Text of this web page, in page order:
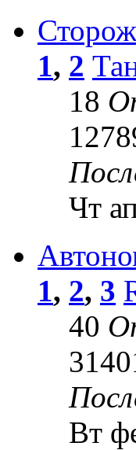
1, 2
18
Чт
1, 2, 3
40
Вт